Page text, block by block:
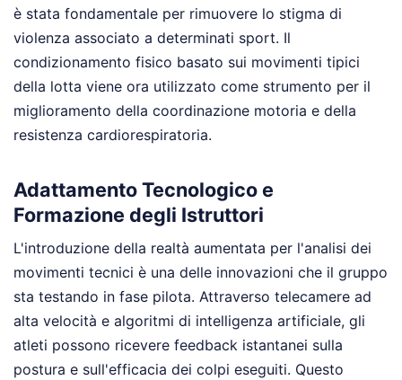
è stata fondamentale per rimuovere lo stigma di
violenza associato a determinati sport. Il
condizionamento fisico basato sui movimenti tipici
della lotta viene ora utilizzato come strumento per il
miglioramento della coordinazione motoria e della
resistenza cardiorespiratoria.
Adattamento Tecnologico e
Formazione degli Istruttori
L'introduzione della realtà aumentata per l'analisi dei
movimenti tecnici è una delle innovazioni che il gruppo
sta testando in fase pilota. Attraverso telecamere ad
alta velocità e algoritmi di intelligenza artificiale, gli
atleti possono ricevere feedback istantanei sulla
postura e sull'efficacia dei colpi eseguiti. Questo